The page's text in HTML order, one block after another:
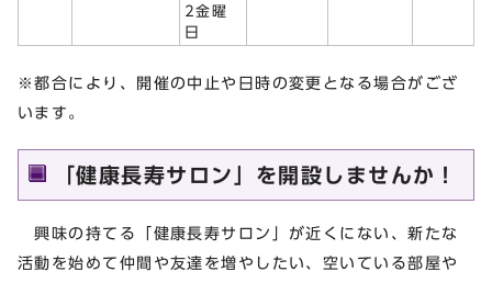
2金曜
日
※都合により、開催の中止や日時の変更となる場合がござ
います。
「健康長寿サロン」を開設しませんか！
興味の持てる「健康長寿サロン」が近くにない、新たな
活動を始めて仲間や友達を増やしたい、空いている部屋や